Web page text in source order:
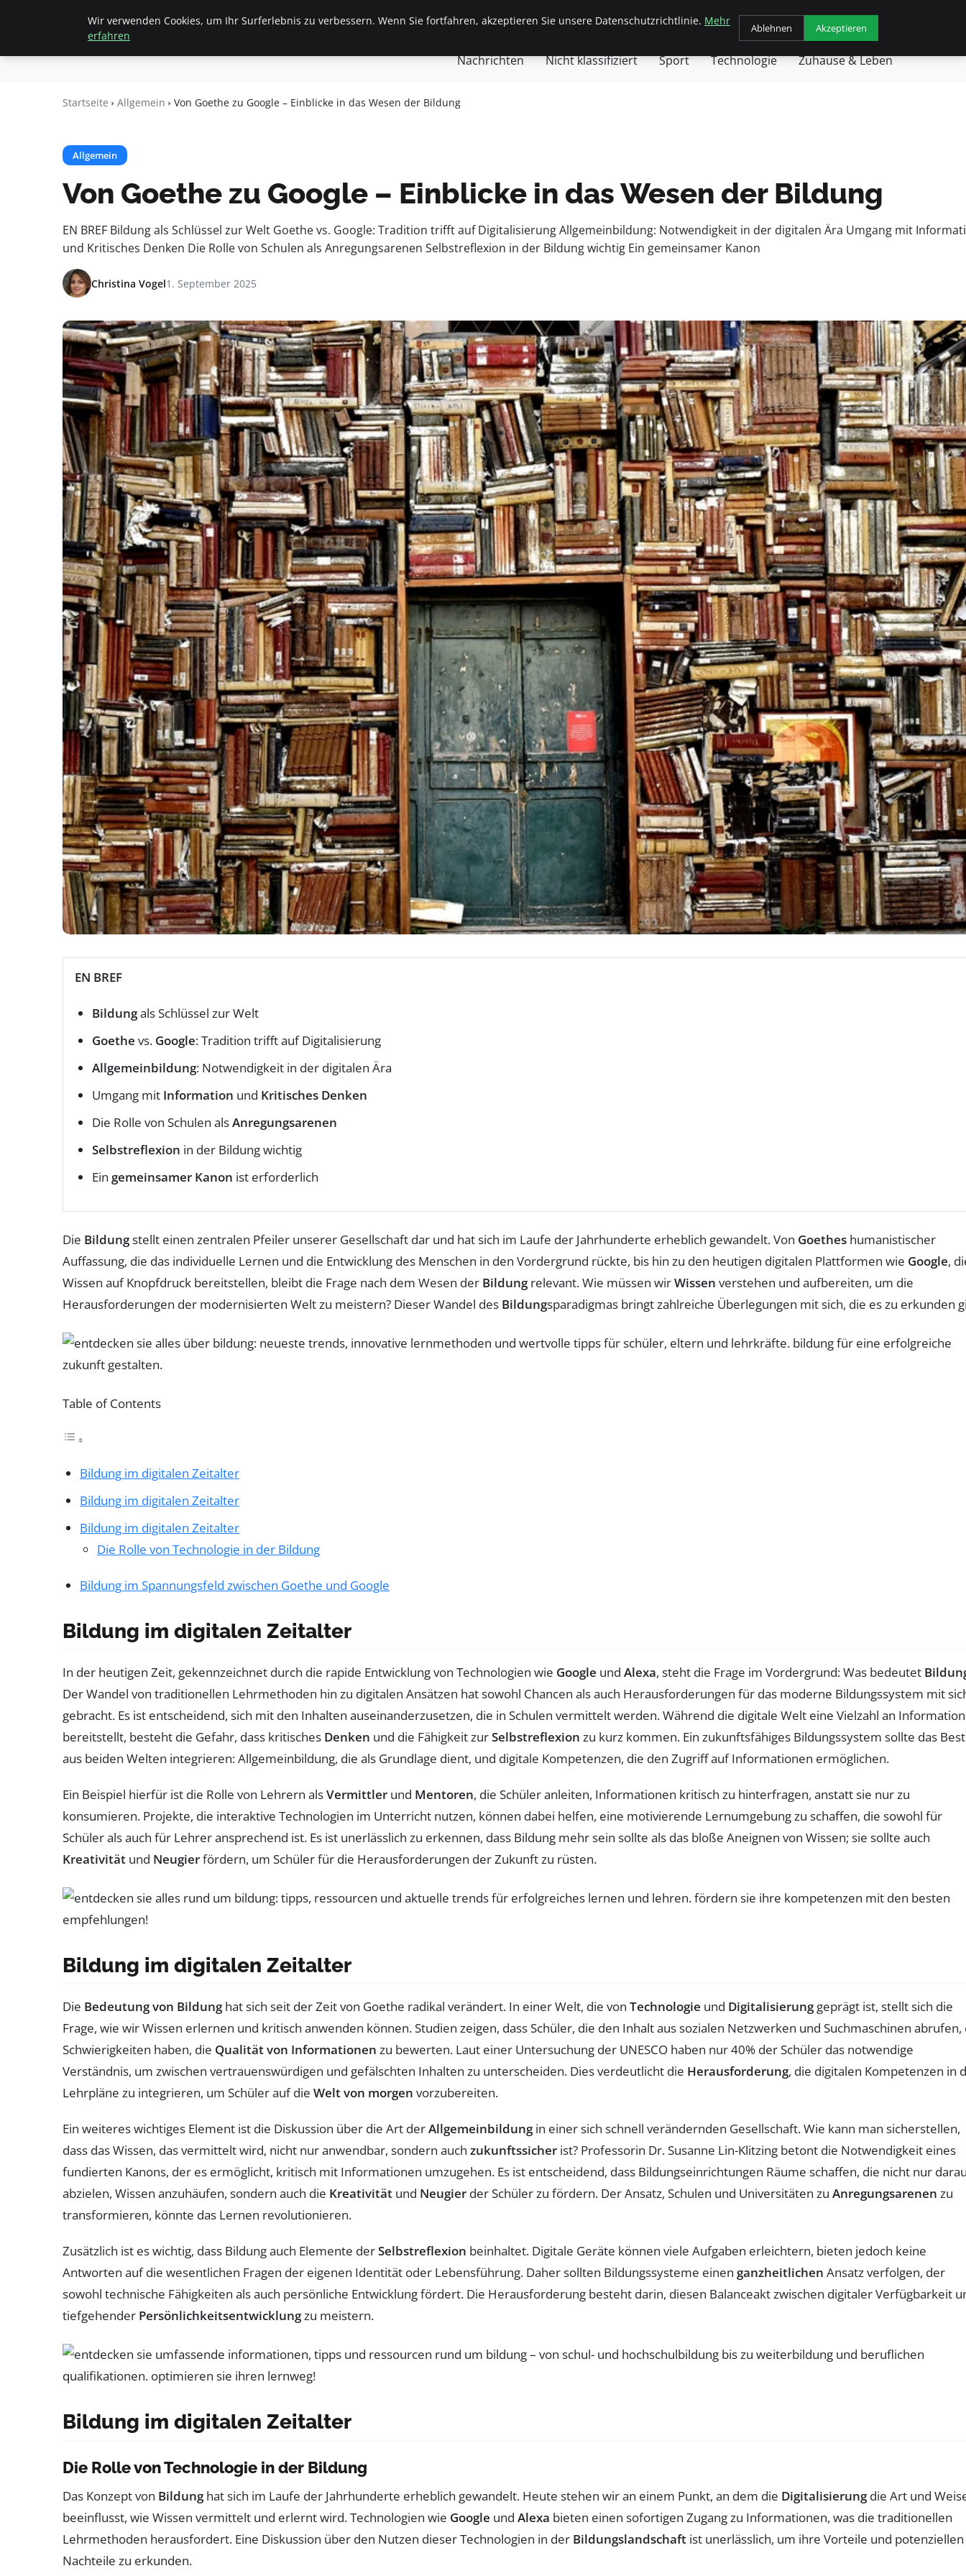
Beyond
Startseite Allgemein Finanzen & Immobilien Frauen / Mode Geschäft Gesundheit Haustiere Kochen
Nachrichten Nicht klassifiziert Sport Technologie Zuhause & Leben
Startseite Allgemein Von Goethe zu Google – Einblicke in das Wesen der Bildung
Allgemein
Von Goethe zu Google – Einblicke in das Wesen der Bildung
EN BREF Bildung als Schlüssel zur Welt Goethe vs. Google: Tradition trifft auf Digitalisierung Allgemeinbildung: Notwendigkeit in der digitalen Ära Umgang mit
und Kritisches Denken Die Rolle von Schulen als Anregungsarenen Selbstreflexion in der Bildung wichtig Ein gemeinsamer Kanon
Christina Vogel1. September 2025
EN BREF
Bildungals Schlüssel zur Welt
Goethe vs. Google: Tradition trifft auf Digitalisierung
Allgemeinbildung: Notwendigkeit in der digitalen Ära
Umgang mit Information und Kritisches Denken
Die Rolle von Schulen alsAnregungsarenen
Selbstreflexion in der Bildung wichtig
Ein gemeinsamer Kanon ist erforderlich
Die Bildungstellt einen zentralen Pfeiler unserer Gesellschaft dar und hat sich im Laufe der Jahrhunderte erheblich gewandelt. Von Goethes humanistischer
Auffassung, die das individuelle Lernen und die Entwicklung des Menschen in den Vordergrund rückte, bis hin zu den heutigen digitalen Plattformen wie Google,
Wissen auf Knopfdruck bereitstellen, bleibt die Frage nach dem Wesen der Bildungrelevant. Wie müssen wirWissen verstehen und aufbereiten, um die
Herausforderungen der modernisierten Welt zu meistern? Dieser Wandel des Bildungsparadigmas bringt zahlreiche Überlegungen mit sich, die es zu erkunden
Table of Contents
Bildung im digitalen Zeitalter
Bildung im digitalen Zeitalter
Bildung im digitalen Zeitalter
Die Rolle von Technologie in der Bildung
Bildung im Spannungsfeld zwischen Goethe und Google
Bildung im digitalen Zeitalter
In der heutigen Zeit, gekennzeichnet durch die rapide Entwicklung von Technologien wie Google und Alexa, steht die Frage im Vordergrund: Was bedeutet
Der Wandel von traditionellen Lehrmethoden hin zu digitalen Ansätzen hat sowohl Chancen als auch Herausforderungen für das moderne Bildungssystem mit
gebracht. Es ist entscheidend, sich mit den Inhalten auseinanderzusetzen, die in Schulen vermittelt werden. Während die digitale Welt eine Vielzahl an
bereitstellt, besteht die Gefahr, dass kritisches Denken und die Fähigkeit zurSelbstreflexion zu kurz kommen. Ein zukunftsfähiges Bildungssystem sollte das
aus beiden Welten integrieren: Allgemeinbildung, die als Grundlage dient, und digitale Kompetenzen, die den Zugriff auf Informationen ermöglichen.
Ein Beispiel hierfür ist die Rolle von Lehrern alsVermittler und Mentoren, die Schüler anleiten, Informationen kritisch zu hinterfragen, anstatt sie nur zu
konsumieren. Projekte, die interaktive Technologien im Unterricht nutzen, können dabei helfen, eine motivierende Lernumgebung zu schaffen, die sowohl für
Schüler als auch für Lehrer ansprechend ist. Es ist unerlässlich zu erkennen, dass Bildung mehr sein sollte als das bloße Aneignen von Wissen; sie sollte auch
Kreativität und Neugierfördern, um Schüler für die Herausforderungen der Zukunft zu rüsten.
Bildung im digitalen Zeitalter
Die Bedeutung von Bildunghat sich seit der Zeit von Goethe radikal verändert. In einer Welt, die von Technologie und Digitalisierunggeprägt ist, stellt sich die
Frage, wie wir Wissen erlernen und kritisch anwenden können. Studien zeigen, dass Schüler, die den Inhalt aus sozialen Netzwerken und Suchmaschinen
Schwierigkeiten haben, die Qualität von Informationen zu bewerten. Laut einer Untersuchung der UNESCO haben nur 40% der Schüler das notwendige
Verständnis, um zwischen vertrauenswürdigen und gefälschten Inhalten zu unterscheiden. Dies verdeutlicht die Herausforderung, die digitalen Kompetenzen in
Lehrpläne zu integrieren, um Schüler auf die Welt von morgen vorzubereiten.
Ein weiteres wichtiges Element ist die Diskussion über die Art derAllgemeinbildungin einer sich schnell verändernden Gesellschaft. Wie kann man sicherstellen,
dass das Wissen, das vermittelt wird, nicht nur anwendbar, sondern auch zukunftssicher ist? Professorin Dr. Susanne Lin-Klitzing betont die Notwendigkeit eines
fundierten Kanons, der es ermöglicht, kritisch mit Informationen umzugehen. Es ist entscheidend, dass Bildungseinrichtungen Räume schaffen, die nicht nur
abzielen, Wissen anzuhäufen, sondern auch die Kreativität und Neugier der Schüler zu fördern. Der Ansatz, Schulen und Universitäten zu Anregungsarenen zu
transformieren, könnte das Lernen revolutionieren.
Zusätzlich ist es wichtig, dass Bildung auch Elemente derSelbstreflexion beinhaltet. Digitale Geräte können viele Aufgaben erleichtern, bieten jedoch keine
Antworten auf die wesentlichen Fragen der eigenen Identität oder Lebensführung. Daher sollten Bildungssysteme einen ganzheitlichen Ansatz verfolgen, der
sowohl technische Fähigkeiten als auch persönliche Entwicklung fördert. Die Herausforderung besteht darin, diesen Balanceakt zwischen digitaler Verfügbarkeit
tiefgehender Persönlichkeitsentwicklungzu meistern.
Bildung im digitalen Zeitalter
Die Rolle von Technologie in der Bildung
Das Konzept von Bildunghat sich im Laufe der Jahrhunderte erheblich gewandelt. Heute stehen wir an einem Punkt, an dem die Digitalisierungdie Art und
beeinflusst, wie Wissen vermittelt und erlernt wird. Technologien wie Google und Alexa bieten einen sofortigen Zugang zu Informationen, was die traditionellen
Lehrmethoden herausfordert. Eine Diskussion über den Nutzen dieser Technologien in der Bildungslandschaft ist unerlässlich, um ihre Vorteile und potenziellen
Nachteile zu erkunden.
Wir verwenden Cookies, um Ihr Surferlebnis zu verbessern. Wenn Sie fortfahren, akzeptieren Sie unsere Datenschutzrichtlinie. Mehr
erfahren
Ablehnen Akzeptieren